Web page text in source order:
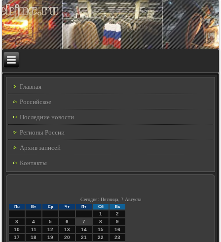
Главная
Российское
Последние новости
Регионы России
Архив записей
Контакты
Сегодня: Пятница, 7 Августа
Пн Вт Ср Чт Пт Сб Вс
1
2
3
4 5 6 7 8
9
10
11 12 13 14 15
16
17
18 19 20 21 22
23